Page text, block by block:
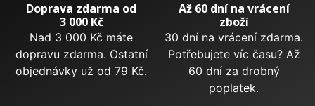
Doprava zdarma od
3 000 Kč
Nad 3 000 Kč máte
dopravu zdarma. Ostatní
objednávky už od 79 Kč.
Až 60 dní na vrácení
zboží
30 dní na vrácení zdarma.
Potřebujete víc času? Až
60 dní za drobný
poplatek.